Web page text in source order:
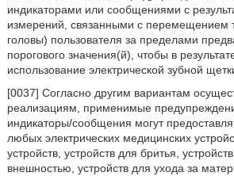
индикаторами или сообщениями с
измерений, связанными с перемещением
головы) пользователя за пределами
порогового значения(й), чтобы в
использование электрической зубной
[0037] Согласно другим вариантам
реализациям, применимые
индикаторы/сообщения могут
любых электрических медицинских
устройств, устройств для бритья,
внешностью, устройств для ухода за